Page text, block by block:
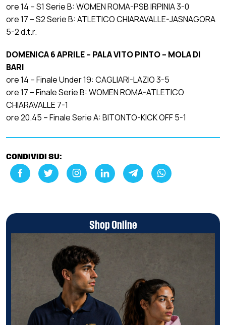
ore 14 – S1 Serie B: WOMEN ROMA-PSB IRPINIA 3-0
ore 17 – S2 Serie B: ATLETICO CHIARAVALLE-JASNAGORA
5-2 d.t.r.
DOMENICA 6 APRILE – PALA VITO PINTO – MOLA DI
BARI
ore 14 – Finale Under 19: CAGLIARI-LAZIO 3-5
ore 17 – Finale Serie B: WOMEN ROMA-ATLETICO
CHIARAVALLE 7-1
ore 20.45 – Finale Serie A: BITONTO-KICK OFF 5-1
CONDIVIDI SU:
Shop Online